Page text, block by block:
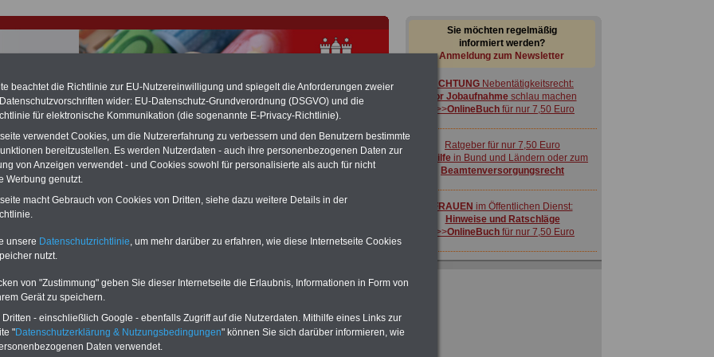
hat die Landesbesoldung von Berlin für die Jahre 2008 bis
erklärt (Berlin muss bisMärz 2027 eine Neuregelung der
die zun hohen Nachzahlungen führen wird). Auch beim Bund
wird es hohe Nachzahlungen geben (Medienberichten
Broschüre heraus, die unmittelbar nach dem Beschluss des Gesetzentwurfs
vorgelegt wird (wahrscheinlich im Quartal.2026 >>>
Beamte und den öffentlichen Dienst in Hamburg: Gegen
zur Wehr setzen
mit drei Ratgebern für nur
Sie möchten regelmäßig
informiert werden?
Anmeldung zum Newsletter
ACHTUNG Nebentätigkeitsrecht:
vor Jobaufnahmeschlau machen
>>>OnlineBuch für nur 7,50 Euro
Ratgeber für nur 7,50 Euro
Beihilfe in Bund und Ländern oder zum
Beamtenversorgungsrecht
FRAUEN im Öffentlichen Dienst:
Hinweise und Ratschläge
>>>OnlineBuch für nur 7,50 Euro
beachtet die Richtlinie zur EU-Nutzereinwilligung und spiegelt die Anforderungen zweier
wider: EU-Datenschutz-Grundverordnung (DSGVO) und die
für elektronische Kommunikation (die sogenannte E-Privacy-Richtlinie).
verwendet Cookies, um die Nutzererfahrung zu verbessern und den Benutzern bestimmte
bereitzustellen. Es werden Nutzerdaten - auch ihre personenbezogenen Daten zur
von Anzeigen verwendet - und Cookies sowohl für personalisierte als auch für nicht
Werbung genutzt.
macht Gebrauch von Cookies von Dritten, siehe dazu weitere Details in der
unsere Datenschutzrichtlinie, um mehr darüber zu erfahren, wie diese Internetseite Cookies
nutzt.
von "Zustimmung" geben Sie dieser Internetseite die Erlaubnis, Informationen in Form von
Gerät zu speichern.
- einschließlich Google - ebenfalls Zugriff auf die Nutzerdaten. Mithilfe eines Links zur
"Datenschutzerklärung & Nutzungsbedingungen" können Sie sich darüber informieren, wie
Daten verwendet.